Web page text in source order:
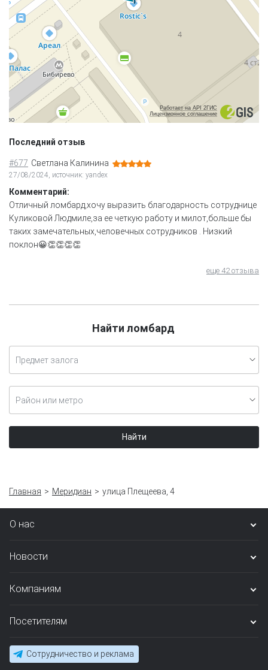
Работает на API 2ГИС
Лицензионное соглашение
Последний отзыв
#677 Светлана Калинина
27/08/2024, источник: yandex
Комментарий:
Отличный ломбард,хочу выразить благодарность сотруднице
Куликовой Людмиле,за ее четкую работу и милот,больше бы
таких замечательных,человечных сотрудников . Низкий
поклон😀👏👏👏👏
еще 42 отзыва
Найти ломбард
Предмет залога
Район или метро
Найти
Главная Меридиан улица Плещеева, 4
О нас
Новости
Компаниям
Посетителям
Сотрудничество и реклама